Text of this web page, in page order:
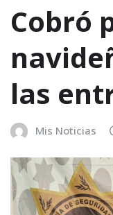
Cobró
las
Mis Noticias